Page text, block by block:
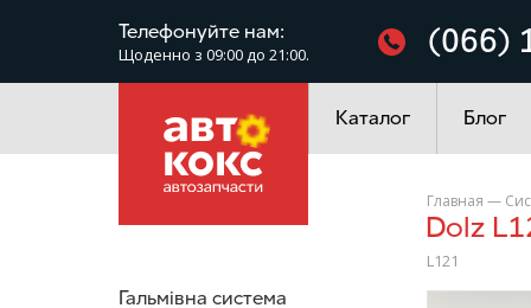
Телефонуйте нам:
Щоденно з 09:00 до 21:00. (066)
Каталог
Електроустаткування
Блог
Гальмівна система
Главная —
Dolz
L121